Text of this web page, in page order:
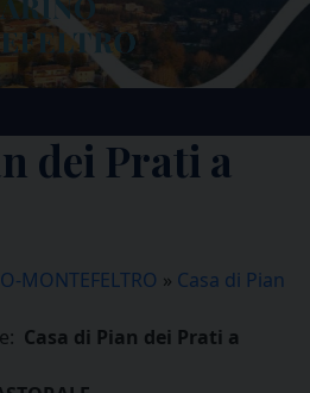
dei Prati a
MONTEFELTRO » Casa di Pian
Casa di Pian dei Prati a